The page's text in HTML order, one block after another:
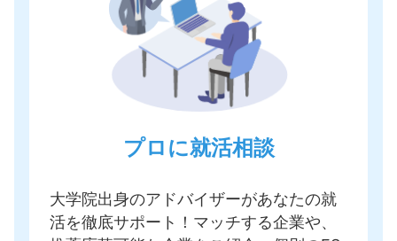
プロに就活相談
大学院出身のアドバイザーがあなたの就
活を徹底サポート！ マッチする企業や、